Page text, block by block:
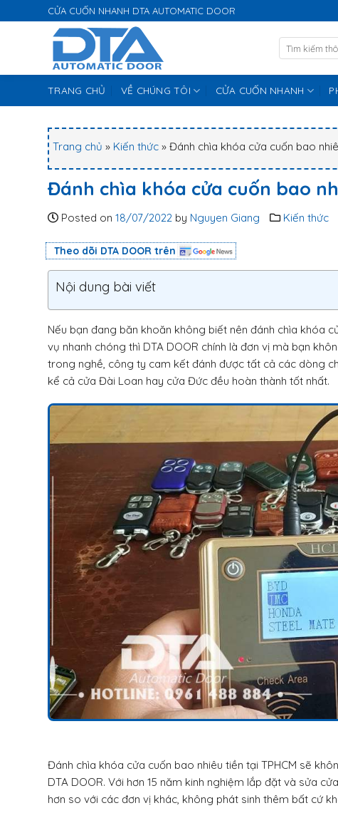
k
t
c
CỬA CUỐN NHANH DTA AUTOMATIC DOOR
TRANG CHỦ VỀ CHÚNG TÔI CỬA CUỐN NHANH
Trang chủ » Kiến thức » Đánh chìa khóa cửa cuốn bao
Đánh chìa khóa cửa cuốn bao
Posted on 18/07/2022 by Nguyen Giang Kiến thức
Theo dõi DTA DOOR trên
Nội dung bài viết
Nếu bạn đang băn khoăn không biết nên đánh chìa khóa
vụ nhanh chóng thì DTA DOOR chính là đơn vị mà bạn
trong nghề, công ty cam kết đánh được tất cả các dòng
kể cả cửa Đài Loan hay cửa Đức đều hoàn thành tốt nhất.
Đánh chìa khóa cửa cuốn bao nhiêu tiền tại TPHCM sẽ
DTA DOOR. Với hơn 15 năm kinh nghiệm lắp đặt và sửa
hơn so với các đơn vị khác, không phát sinh thêm bất cứ